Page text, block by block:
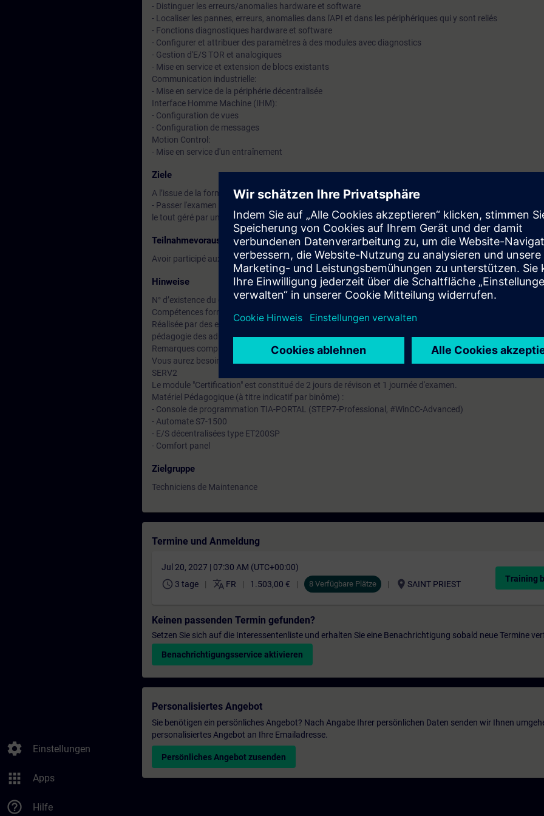
settings Einstellungen
apps Apps
help_outline Hilfe
décentralisées, réseaux.Répartition50% Théorie, 50%
max8Evaluation des acquisOuiEligible CPF
SITRAINTest de prérequisConnaissances Maintenance
PORTAL
- Distinguer les erreurs/anomalies hardware et software
- Localiser les pannes, erreurs, anomalies dans l'API et dans les périphériques qui y sont reliés
- Fonctions diagnostiques hardware et software
- Configurer et attribuer des paramètres à des modules avec diagnostics
- Gestion d'E/S TOR et analogiques
- Mise en service et extension de blocs existants
Communication industrielle:
- Mise en service de la périphérie décentralisée
Interface Homme Machine (IHM):
- Configuration de vues
- Configuration de messages
Motion Control:
- Mise en service d'un entraînement
Ziele
A l’issue de la formation, le stagiaire sera capable de :
- Passer l'examen pratique portant sur la mise en service d'un Automate Programmable et de sa
le tout géré par un programme simple.
Teilnahmevoraussetzung
Avoir participé aux formations TIA-SERV1 et TIA-SERV2
Hinweise
N° d’existence du centre de formation SITRAIN : 11 93 00 205 93
Compétences formateur :
Réalisée par des experts assurant au quotidien des missions techniques auprès des entreprises, formés
pédagogie des adultes avec un suivi et une actualisation de leurs compétences théoriques, pratiques, et
Remarques complémentaires :
Vous aurez besoin de la documentation pédagogique que vous avez reçu lors de vos formations TIA-
SERV2
Le module "Certification" est constitué de 2 jours de révison et 1 journée d'examen.
Matériel Pédagogique (à titre indicatif par binôme) :
- Console de programmation TIA-PORTAL (STEP7-Professional, #WinCC-Advanced)
- Automate S7-1500
- E/S décentralisées type ET200SP
- Comfort panel
Zielgruppe
Techniciens de Maintenance
Termine und Anmeldung
Jul 20, 2027 | 07:30 AM (UTC+00:00)
schedule 3 tage translate FR 1.503,00 € 8 Verfügbare Plätze location_on SAINT PRIEST
Training
Keinen passenden Termin gefunden?
Setzen Sie sich auf die Interessentenliste und erhalten Sie eine Benachrichtigung sobald neue Termine
Benachrichtigungsservice aktivieren
Personalisiertes Angebot
Sie benötigen ein persönliches Angebot? Nach Angabe Ihrer persönlichen Daten senden wir Ihnen
personalisiertes Angebot an Ihre Emailadresse.
Persönliches Angebot zusenden